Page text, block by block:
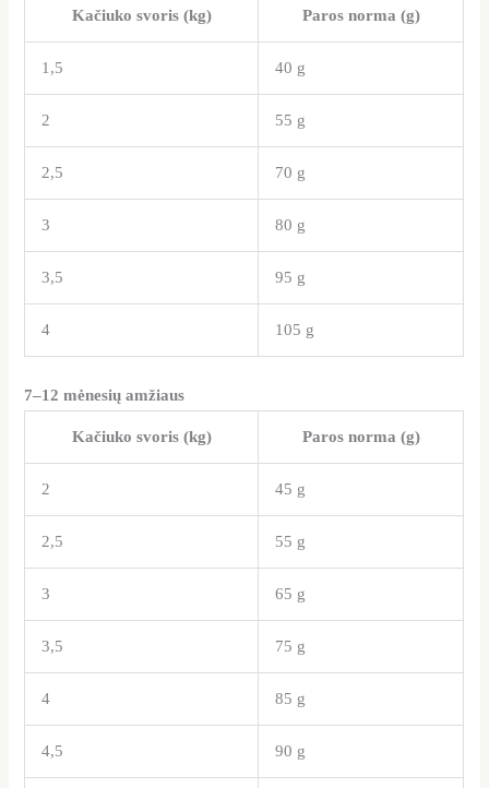
Kačiuko svoris (kg) Paros norma (g)
1,5 40 g
2 55 g
2,5 70 g
3 80 g
3,5 95 g
4 105 g
7–12 mėnesių amžiaus
Kačiuko svoris (kg) Paros norma (g)
2 45 g
2,5 55 g
3 65 g
3,5 75 g
4 85 g
4,5 90 g